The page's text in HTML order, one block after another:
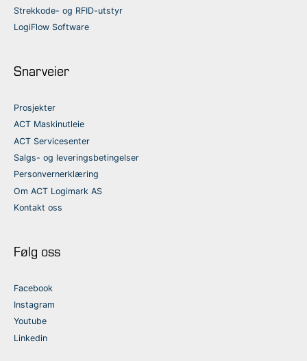
Strekkode- og RFID-utstyr
LogiFlow Software
Snarveier
Prosjekter
ACT Maskinutleie
ACT Servicesenter
Salgs- og leveringsbetingelser
Personvernerklæring
Om ACT Logimark AS
Kontakt oss
Følg oss
Facebook
Instagram
Youtube
Linkedin